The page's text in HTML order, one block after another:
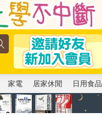
家電 居家休閒 日用食品